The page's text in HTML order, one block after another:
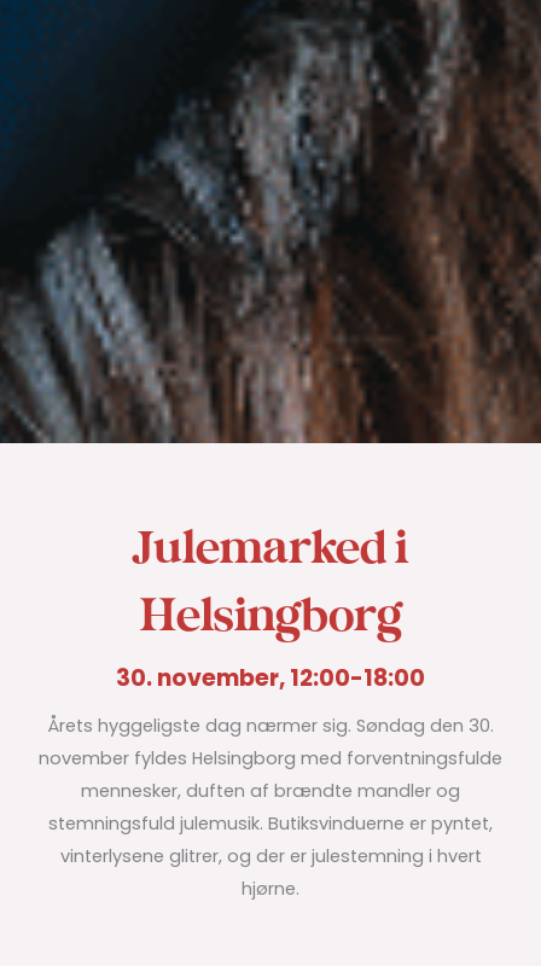
Julemarked i
Helsingborg
30. november, 12:00-18:00
Årets hyggeligste dag nærmer sig. Søndag den 30.
november fyldes Helsingborg med forventningsfulde
mennesker, duften af brændte mandler og
stemningsfuld julemusik. Butiksvinduerne er pyntet,
vinterlysene glitrer, og der er julestemning i hvert
hjørne.